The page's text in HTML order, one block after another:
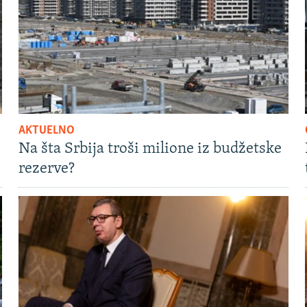
AKTUELNO
Na šta Srbija troši milione iz budžetske
rezerve?